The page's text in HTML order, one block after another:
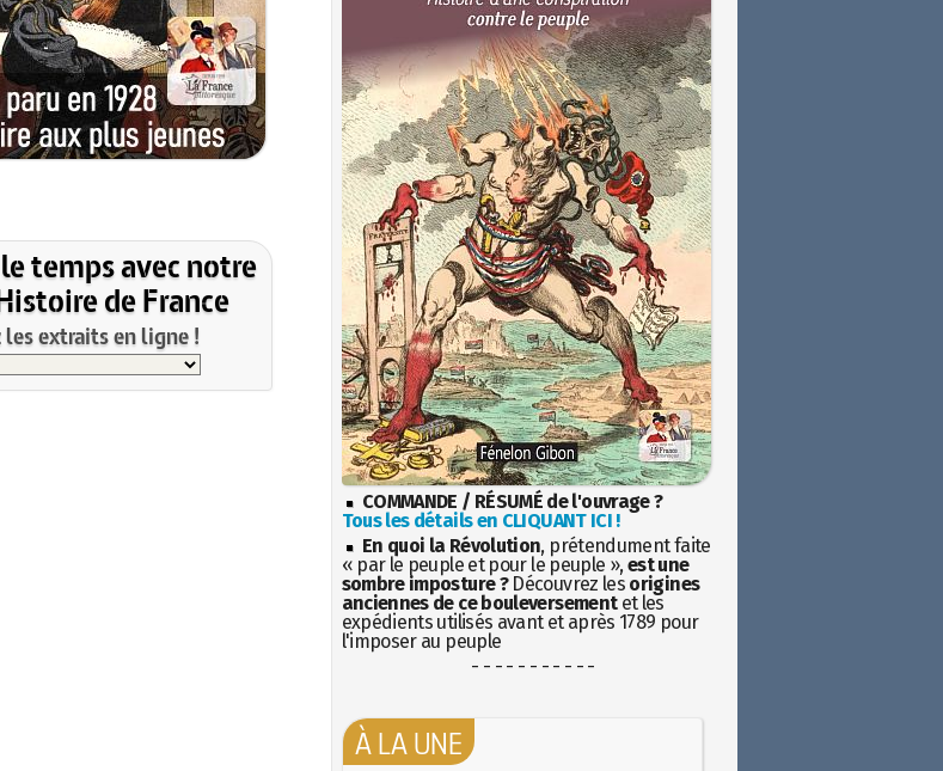
temps avec notre
de France
les extraits en ligne !
COMMANDE / RÉSUMÉ de l'ouvrage ?
Tous les détails en CLIQUANT ICI !
En quoi la Révolution, prétendument faite
« par le peuple et pour le peuple », est une
sombre imposture ?Découvrez les origines
anciennes de ce bouleversementet les
expédients utilisés avant et après 1789 pour
l'imposer au peuple
- - - - - - - - - - -
À LA UNE